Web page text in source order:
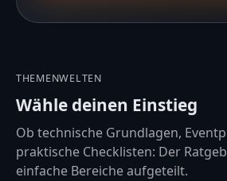
THEMENWELTEN
Wähle deinen Einstieg
Ob technische Grundlagen,
praktische Checklisten: Der
einfache Bereiche aufgeteilt.